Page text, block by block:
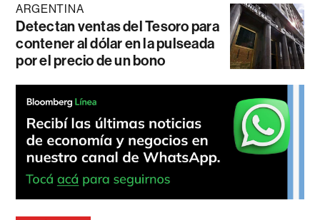
ARGENTINA
Detectan ventas del Tesoro para
contener al dólar en la pulseada
por el precio de un bono